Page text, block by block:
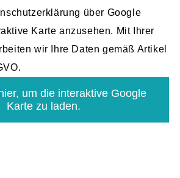
über Google
Karte anzusehen. Mit Ihrer
wir Ihre Daten gemäß Artikel
um die interaktive Google
Karte zu laden.